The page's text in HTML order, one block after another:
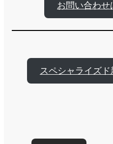
お問い合わせ
スペシャライズド